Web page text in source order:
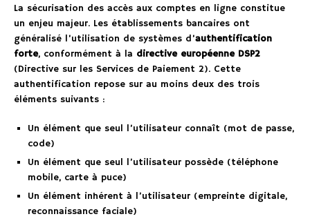
La sécurisation des accès aux comptes en ligne constitue
un enjeu majeur. Les établissements bancaires ont
généralisé l’utilisation de systèmes d’authentification
forte, conformément à la directive européenne DSP2
(Directive sur les Services de Paiement 2). Cette
authentification repose sur au moins deux des trois
éléments suivants :
Un élément que seul l’utilisateur connaît (mot de passe,
code)
Un élément que seul l’utilisateur possède (téléphone
mobile, carte à puce)
Un élément inhérent à l’utilisateur (empreinte digitale,
reconnaissance faciale)